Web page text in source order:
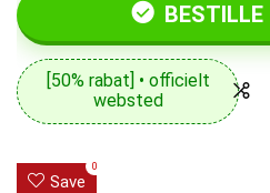
BESTILLE
[50% rabat] • officielt
websted
Save
0